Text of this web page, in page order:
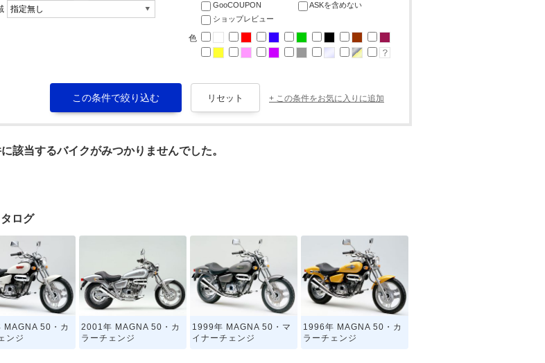
GooCOUPON
ASKを含めない
ショップレビュー
色
+ この条件をお気に入りに追加
該当するバイクがみつかりませんでした。
ログ
MAGNA 50・カ
ンジ
2001年 MAGNA 50・カ
ラーチェンジ
1999年 MAGNA 50・マ
イナーチェンジ
1996年 MAGNA 50・カ
ラーチェンジ